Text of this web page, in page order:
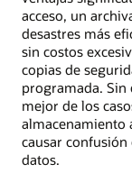
acceso, un
desastres más
sin costos
copias de
programada. Sin
mejor de los
almacenamiento
causar
datos.